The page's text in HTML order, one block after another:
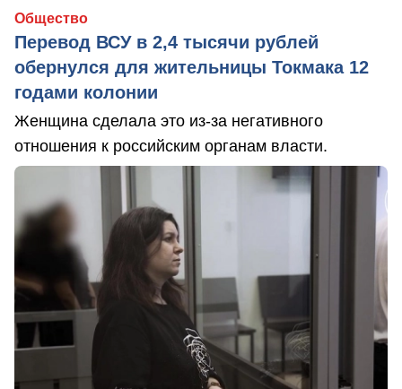
Общество
Перевод ВСУ в 2,4 тысячи рублей
обернулся для жительницы Токмака 12
годами колонии
Женщина сделала это из-за негативного
отношения к российским органам власти.